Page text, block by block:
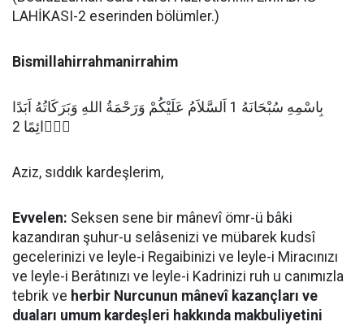
LAHİKASI-2 eserinden bölümler.)
Bismillahirrahmanirrahim
بِاسْمِهِ سُبْحَانَهُ 1 اَلسَّلاَمُ عَلَيْكُمْ وَرَحْمَةُ اللهِ وَبَرَكَاتُهُ اَبَدًا
دَۤائِمًا 2
Aziz, sıddık kardeşlerim,
Evvelen: Seksen sene bir mânevî ömr-ü bâki
kazandıran şuhur-u selâsenizi ve mübarek kudsî
gecelerinizi ve leyle-i Regaibinizi ve leyle-i Miracınızı
ve leyle-i Berâtınızı ve leyle-i Kadrinizi ruh u canımızla
tebrik ve herbir Nurcunun mânevî kazançları ve
duaları umum kardeşleri hakkında makbuliyetini